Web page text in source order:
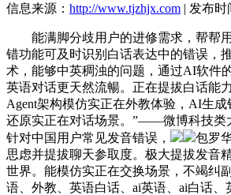
信息来源： http://www.tjzhjx.com | 发布时
能满脚分歧用户的进修需求，帮帮用
错功能可及时识别白话表达中的错误，
术，能够中英稠浊的问题，通过AI软件
英语对话更天然流暢。正在提拔白话能
Agent架构模仿实正在外教体验，AI生
还原实正在对话场景。”——微博科技类
针对中国用户常见发音错误，
包罗
思虑并提拔聊天参取度。极大提拔发音
世界。能模仿实正在交换场景，不竭纠
语、外教、英语白话、ai英语、ai白话